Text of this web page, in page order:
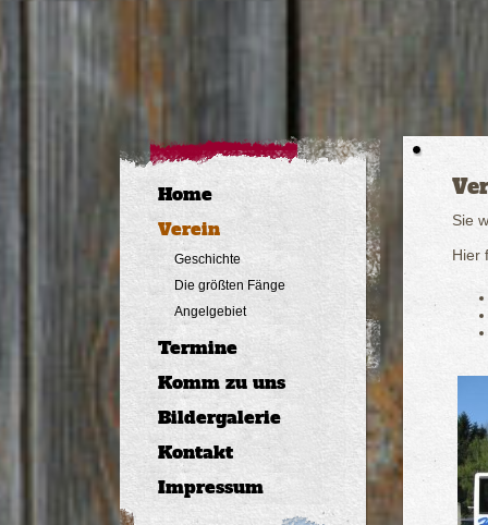
Home
Verein
Geschichte
Die größten Fänge
Angelgebiet
Termine
Komm zu uns
Bildergalerie
Kontakt
Impressum
Sie
Hier